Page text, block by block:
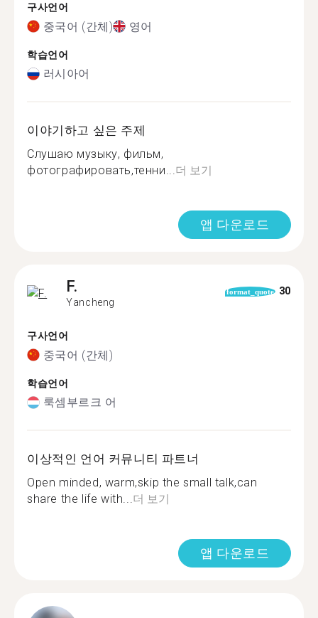
구사언어
중국어 (간체) 영어
학습언어
러시아어
이야기하고 싶은 주제
Слушаю музыку, фильм,
фотографировать,тенни...더 보기
앱 다운로드
F.
Yancheng
format_quote 30
구사언어
중국어 (간체)
학습언어
룩셈부르크 어
이상적인 언어 커뮤니티 파트너
Open minded, warm,skip the small talk,can
share the life with...더 보기
앱 다운로드